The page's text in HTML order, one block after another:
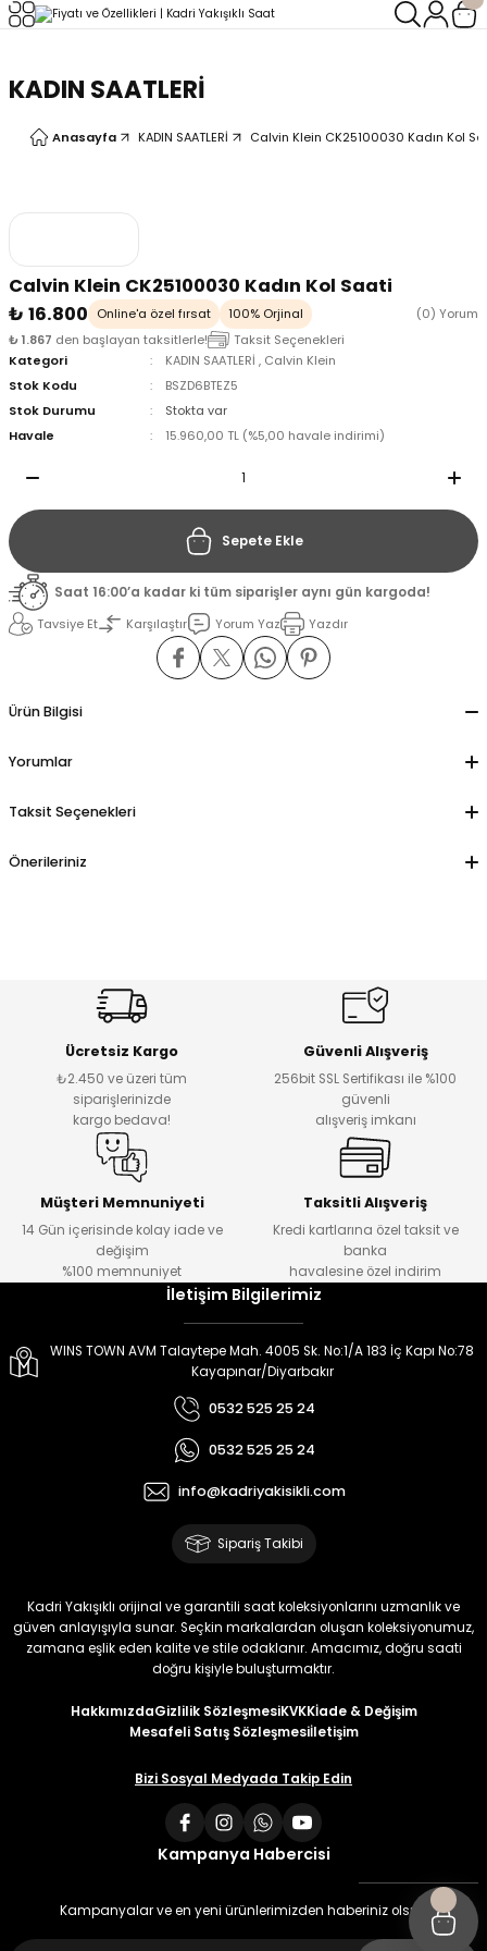
KADIN SAATLERİ
Anasayfa KADIN SAATLERİ Calvin Klein CK25100030 Kadın Kol
Calvin Klein CK25100030 Kadın Kol Saati
₺ 16.800
Online'a özel fırsat 100% Orjinal
(0) Yorum
₺ 1.867 den başlayan taksitlerle!
Taksit Seçenekleri
Kategori
KADIN SAATLERİ , Calvin Klein
Stok Kodu
BSZD6BTEZ5
Stok Durumu
Stokta var
Havale
15.960,00 TL (%5,00 havale indirimi)
Sepete Ekle
Saat 16:00’a kadar ki tüm siparişler aynı gün kargoda!
Tavsiye Et
Karşılaştır Yorum Yaz Yazdır
Ürün Bilgisi
Yorumlar
Taksit Seçenekleri
Önerileriniz
Ücretsiz Kargo
₺2.450 ve üzeri tüm
siparişlerinizde
kargo bedava!
Güvenli Alışveriş
256bit SSL Sertifikası ile %100
güvenli
alışveriş imkanı
Müşteri Memnuniyeti
14 Gün içerisinde kolay iade ve
değişim
%100 memnuniyet
Taksitli Alışveriş
Kredi kartlarına özel taksit ve
banka
havalesine özel indirim
İletişim Bilgilerimiz
WINS TOWN AVM Talaytepe Mah. 4005 Sk. No:1/A 183 İç Kapı No:78
Kayapınar/Diyarbakır
0532 525 25 24
0532 525 25 24
info@kadriyakisikli.com
Sipariş Takibi
Kadri Yakışıklı orijinal ve garantili saat koleksiyonlarını uzmanlık ve
güven anlayışıyla sunar. Seçkin markalardan oluşan koleksiyonumuz,
zamana eşlik eden kalite ve stile odaklanır. Amacımız, doğru saati
doğru kişiyle buluşturmaktır.
HakkımızdaGizlilik SözleşmesiKVKKİade & Değişim
Mesafeli Satış Sözleşmesiİletişim
Bizi Sosyal Medyada Takip Edin
Kampanya Habercisi
Kampanyalar ve en yeni ürünlerimizden haberiniz olsun
Geri Dön
Geri Dön